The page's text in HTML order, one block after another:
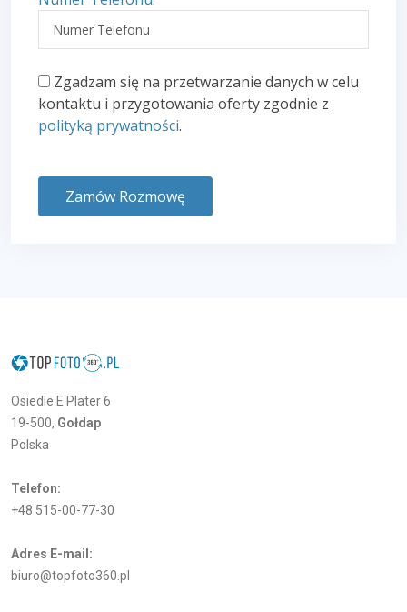
Zgadzam się na przetwarzanie danych w celu
kontaktu i przygotowania oferty zgodnie z
polityką prywatności.
Zamów Rozmowę
Osiedle E Plater 6
19-500, Gołdap
Polska
Telefon:
+48 515-00-77-30
Adres E-mail:
biuro@topfoto360.pl